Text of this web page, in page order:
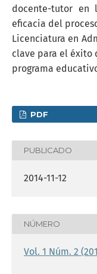
docente-tutor en
eficacia del
Licenciatura en
clave para el éxito
programa
PDF
PUBLICADO
2014-11-12
NÚMERO
Vol. 1 Núm. 2